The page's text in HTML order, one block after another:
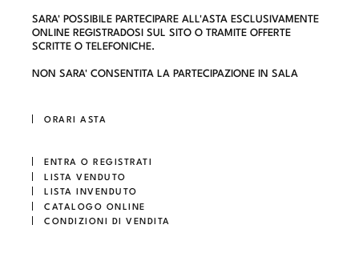
SARA' POSSIBILE PARTECIPARE ALL'ASTA ESCLUSIVAMENTE
ONLINE REGISTRADOSI SUL SITO O TRAMITE OFFERTE
SCRITTE O TELEFONICHE.
NON SARA' CONSENTITA LA PARTECIPAZIONE IN SALA
ORARI ASTA
ENTRA O REGISTRATI
LISTA VENDUTO
LISTA INVENDUTO
CATALOGO ONLINE
CONDIZIONI DI VENDITA